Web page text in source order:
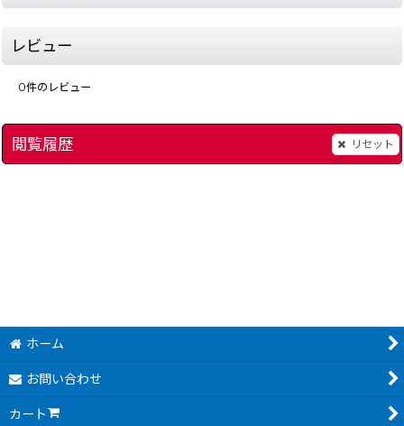
レビュー
0件のレビュー
閲覧履歴 リセット
ホーム
お問い合わせ
カート